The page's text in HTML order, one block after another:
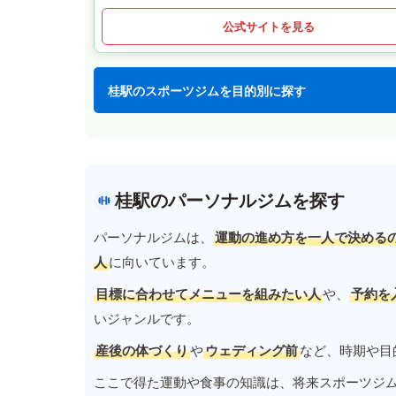
公式サイトを見る
桂駅のスポーツジムを目的別に探す
桂駅のパーソナルジムを探す
パーソナルジムは、
運動の進め方を一人で決める
人に向いています。
目標に合わせてメニューを組みたい人や、
予約を
いジャンルです。
産後の体づくりやウェディング前など、時期や
ここで得た運動や食事の知識は、将来スポーツ